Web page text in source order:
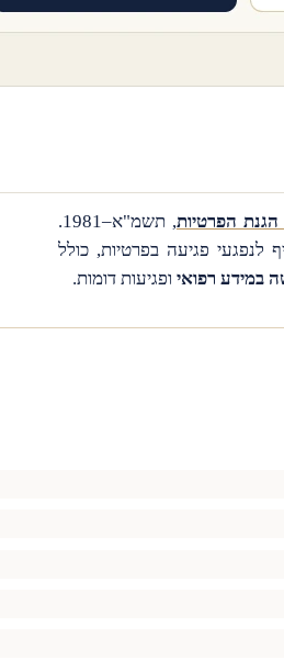
הגנת הפרטיות
, תשמ"א–1981.
לנפגעי פגיעה בפרטיות, כולל
במידע רפואי ופגיעות דומות.